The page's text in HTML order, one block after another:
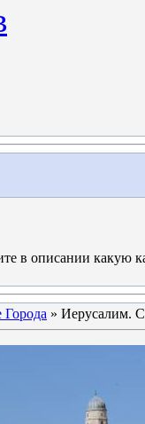
в описании какую
Города » Иерусалим.